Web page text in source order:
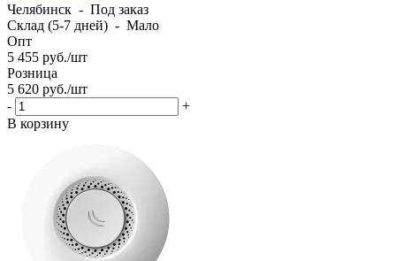
Челябинск - Под заказ
Склад (5-7 дней) - Мало
Опт
5 455 руб./шт
Розница
5 620 руб./шт
-
+
В корзину